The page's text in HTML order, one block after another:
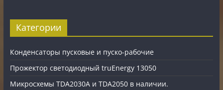
Категории
Конденсаторы пусковые и пуско-рабочие
Прожектор светодиодный truEnergy 13050
Микросхемы TDA2030A и TDA2050 в наличии.